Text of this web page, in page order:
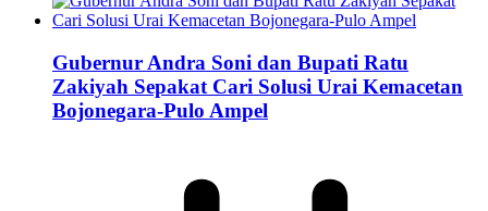
Gubernur Andra Soni dan Bupati Ratu
Zakiyah Sepakat Cari Solusi Urai Kemacetan
Bojonegara-Pulo Ampel